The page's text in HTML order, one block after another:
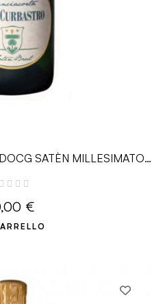
SATÈN MILLESIMATO -
€